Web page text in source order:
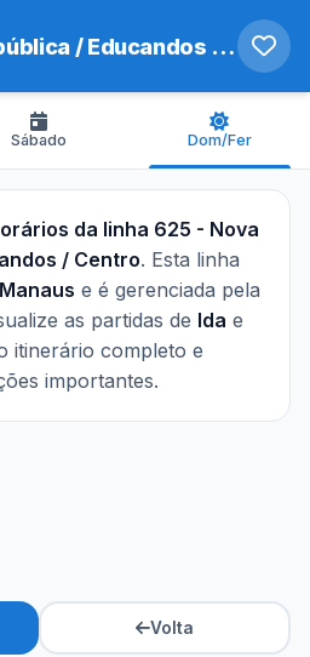
Nova República / Educandos / Centro
Sábado Dom/Fer
da linha 625 - Nova
/ Centro. Esta linha
Manaus e é gerenciada pela
as partidas de Ida e
itinerário completo e
importantes.
Volta